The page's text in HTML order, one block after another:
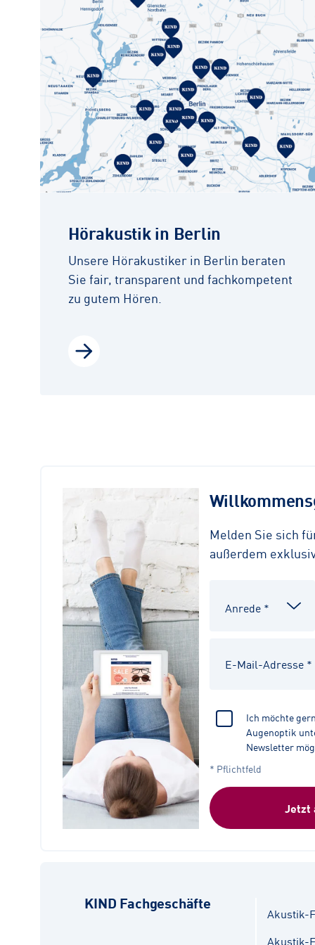
Hörakustik in Berlin
Unsere Hörakustiker in Berlin beraten
Sie fair, transparent und fachkompetent
zu gutem Hören.
Melden Sie sich
außerdem
Ich möchte
Augenoptik
Newsletter
* Pflichtfeld
Jetzt
KIND Fachgeschäfte
Akustik-
Akustik-